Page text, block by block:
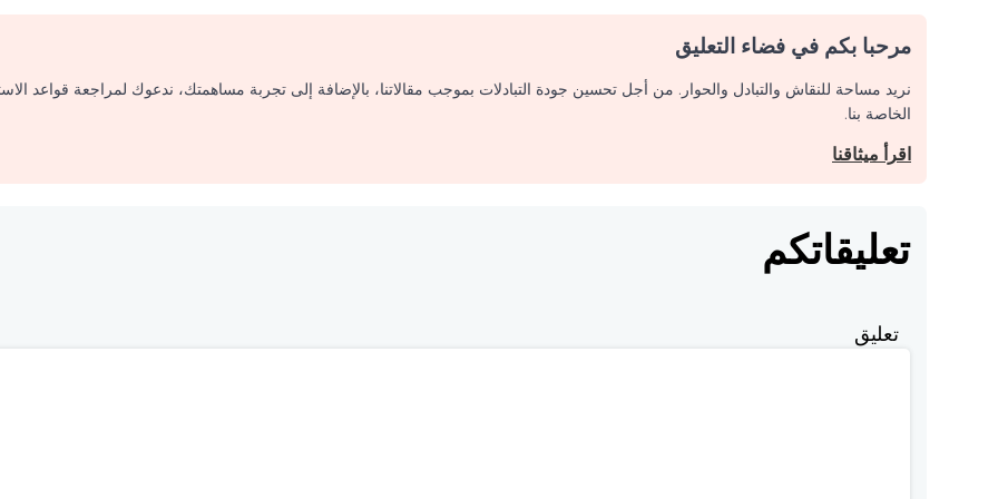
مرحبا بكم في فضاء التعليق
نريد مساحة للنقاش والتبادل والحوار. من أجل تحسين جودة التبادلات بموجب مقالاتنا، بالإضافة إلى تجربة مساهمتك، ندعوك لمراجعة قواعد
الخاصة بنا.
اقرأ ميثاقنا
تعليقاتكم
تعليق